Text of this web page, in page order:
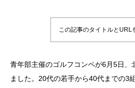
この記事のタイトルとURL
青年部主催のゴルフコンペが6月5日、
ました。20代の若手から40代までの3